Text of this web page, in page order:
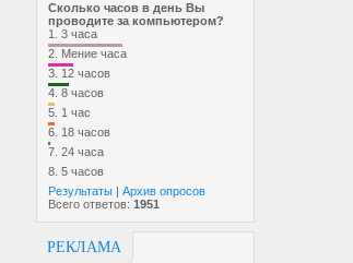
Сколько часов в день Вы
проводите за компьютером?
1. 3 часа
2. Мение часа
3. 12 часов
4. 8 часов
5. 1 час
6. 18 часов
7. 24 часа
8. 5 часов
Результаты | Архив опросов
Всего ответов: 1951
РЕКЛАМА